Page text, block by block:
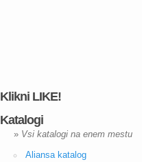
Klikni LIKE!
Katalogi
» Vsi katalogi na enem mestu
Aliansa katalog